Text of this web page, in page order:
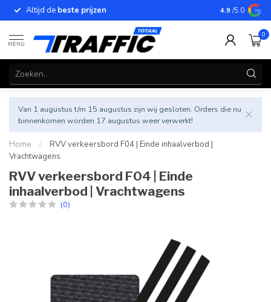
Altijd de beste prijzen Betrouwbare
4.9 /5.0
MENU
0
Van 1 augustus t/m 15 augustus zijn wij gesloten. Orders die nu
binnenkomen worden 17 augustus weer verwerkt!
Home /
RVV verkeersbord F04 | Einde inhaalverbod |
Vrachtwagens
RVV verkeersbord F04 | Einde
inhaalverbod | Vrachtwagens
(0)